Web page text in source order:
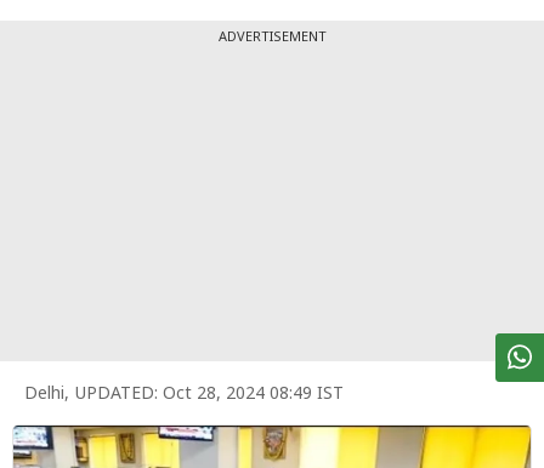
वीडियो
म्यूचुअल
फंड
ADVERTISEMENT
Delhi, UPDATED: Oct 28, 2024 08:49 IST